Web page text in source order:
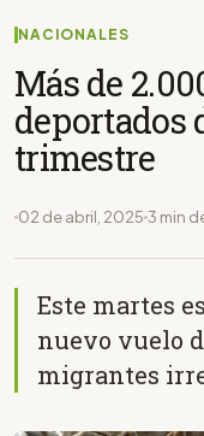
NACIONALES
Más de
deportados
trimestre
02 de abril, 2025 3 min
Este martes
nuevo vuelo
migrantes